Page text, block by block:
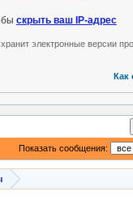
скрыть ваш IP-адрес
электронные версии
Как
Показать сообщения: